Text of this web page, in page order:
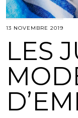
13 NOVEMBRE 2019
LES